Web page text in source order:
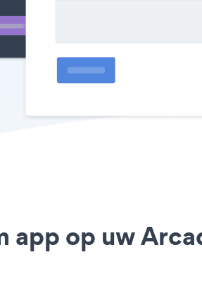
app op uw